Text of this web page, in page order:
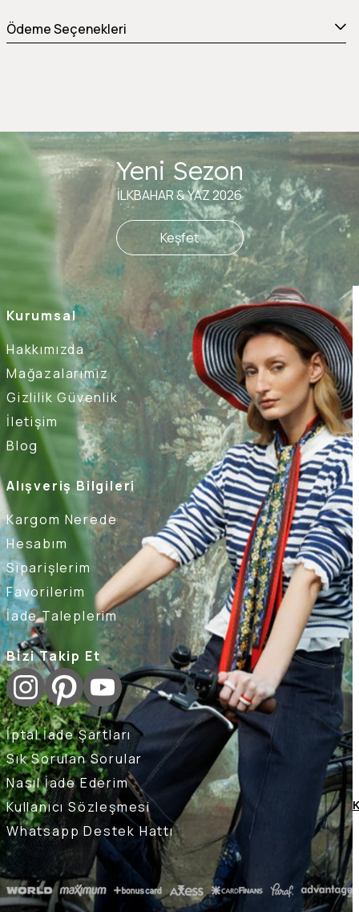
Ödeme Seçenekleri
Kurumsal
Hakkımızda
Mağazalarımız
Gizlilik Güvenlik
İletişim
Blog
Alışveriş Bilgileri
Kargom Nerede
Hesabım
Siparişlerim
Favorilerim
İade Taleplerim
Bizi Takip Et
İptal İade Şartları
Sık Sorulan Sorular
Nasıl İade Ederim
Kullanıcı Sözleşmesi
Whatsapp Destek Hattı
Yeni Sezon
İLKBAHAR & YAZ 2026
Keşfet